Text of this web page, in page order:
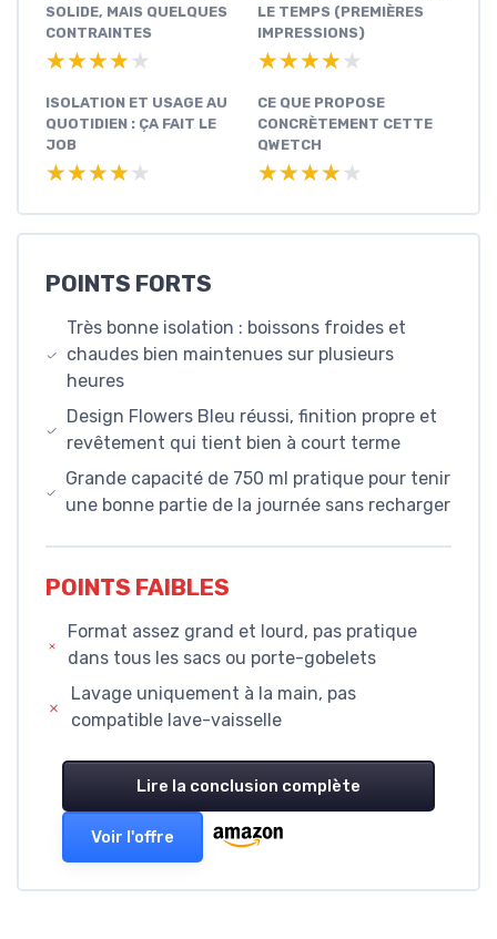
SOLIDE, MAIS QUELQUES
CONTRAINTES
★★★★★
★★★★★
LE TEMPS (PREMIÈRES
IMPRESSIONS)
★★★★★
★★★★★
ISOLATION ET USAGE AU
QUOTIDIEN : ÇA FAIT LE
JOB
★★★★★
★★★★★
CE QUE PROPOSE
CONCRÈTEMENT CETTE
QWETCH
★★★★★
★★★★★
POINTS FORTS
Très bonne isolation : boissons froides et
chaudes bien maintenues sur plusieurs
heures
Design Flowers Bleu réussi, finition propre et
revêtement qui tient bien à court terme
Grande capacité de 750 ml pratique pour tenir
une bonne partie de la journée sans recharger
POINTS FAIBLES
Format assez grand et lourd, pas pratique
dans tous les sacs ou porte-gobelets
Lavage uniquement à la main, pas
compatible lave-vaisselle
Lire la conclusion complète
Voir l'offre